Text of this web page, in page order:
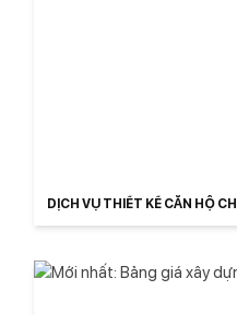
DỊCH VỤ THIẾT KẾ CĂN HỘ